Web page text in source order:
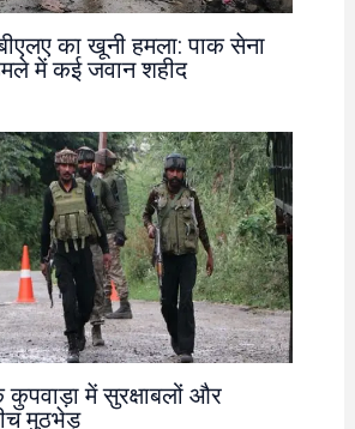
का खूनी हमला: पाक सेना
में कई जवान शहीद
में सुरक्षाबलों और
मुठभेड़